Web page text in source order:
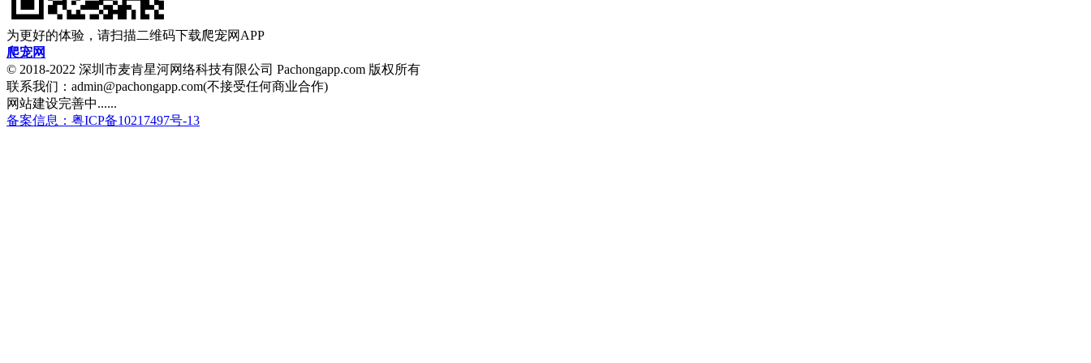
为更好的体验，请扫描二维码下载爬宠网APP
爬宠网
© 2018-2022 深圳市麦肯星河网络科技有限公司 Pachongapp.com 版权所有
联系我们：admin@pachongapp.com(不接受任何商业合作)
网站建设完善中......
备案信息：粤ICP备10217497号-13